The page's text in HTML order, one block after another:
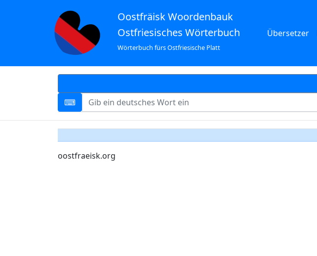
Oostfräisk Woordenbauk
Ostfriesisches Wörterbuch
Wörterbuch fürs Ostfriesische Platt
Übersetzer
oostfraeisk.org